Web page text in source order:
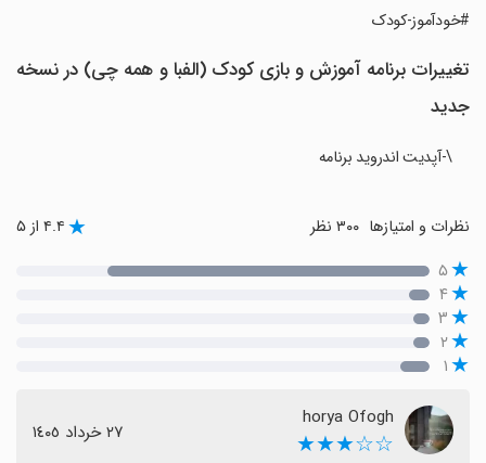
‏‏#خودآموز-کودک
تغییرات برنامه ‏‏آموزش و بازی کودک (الفبا و همه چی) در نسخه
جدید
\-آپدیت اندروید برنامه
نظرات و امتیازها ۴.۴ از ۵
۵
۴
۳
۲
۱
horya Ofogh
☆☆★★★ ٢٧ خرداد ١٤٠٥